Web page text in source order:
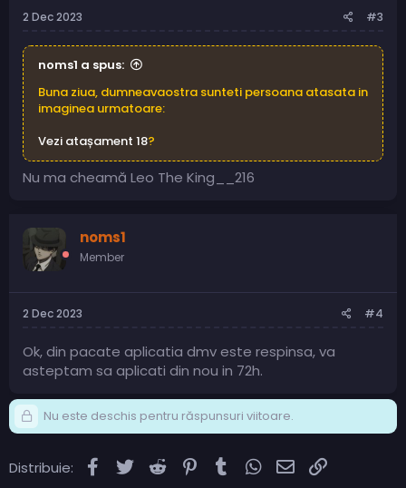
2 Dec 2023 #3
noms1 a spus:
Buna ziua, dumneavaostra sunteti persoana atasata in
imaginea urmatoare:
Vezi atașament 18?
Nu ma cheamă Leo The King__216
noms1
Member
2 Dec 2023 #4
Ok, din pacate aplicatia dmv este respinsa, va
asteptam sa aplicati din nou in 72h.
Nu este deschis pentru răspunsuri viitoare.
Distribuie: Facebook
TwitterReddit PinterestTumblrWhatsApp
Email